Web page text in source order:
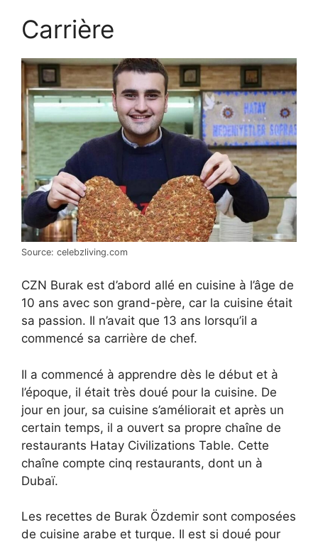
Carrière
Source: celebzliving.com
CZN Burak est d’abord allé en cuisine à l’âge de
10 ans avec son grand-père, car la cuisine était
sa passion. Il n’avait que 13 ans lorsqu’il a
commencé sa carrière de chef.
Il a commencé à apprendre dès le début et à
l’époque, il était très doué pour la cuisine. De
jour en jour, sa cuisine s’améliorait et après un
certain temps, il a ouvert sa propre chaîne de
restaurants Hatay Civilizations Table. Cette
chaîne compte cinq restaurants, dont un à
Dubaï.
Les recettes de Burak Özdemir sont composées
de cuisine arabe et turque. Il est si doué pour